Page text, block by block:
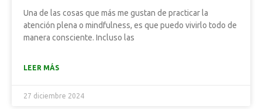
Una de las cosas que más me gustan de practicar la
atención plena o mindfulness, es que puedo vivirlo todo de
manera consciente. Incluso las
LEER MÁS
27 diciembre 2024